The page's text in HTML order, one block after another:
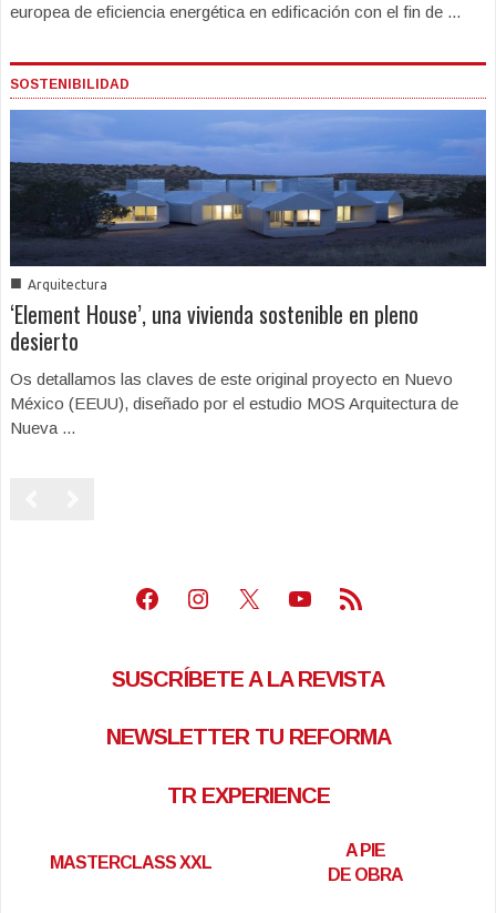
europea de eficiencia energética en edificación con el fin de ...
SOSTENIBILIDAD
■ Arquitectura
‘Element House’, una vivienda sostenible en pleno
desierto
Os detallamos las claves de este original proyecto en Nuevo
México (EEUU), diseñado por el estudio MOS Arquitectura de
Nueva ...
Facebook
Instagram
X Youtube
Feed RSS
SUSCRÍBETE A LA REVISTA
NEWSLETTER TU REFORMA
TR EXPERIENCE
MASTERCLASS XXL
A PIE
DE OBRA